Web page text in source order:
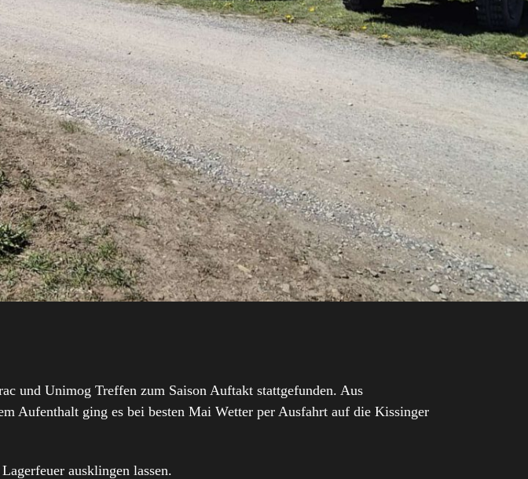
und Unimog Treffen zum Saison Auftakt stattgefunden. Aus
Aufenthalt ging es bei besten Mai Wetter per Ausfahrt auf die Kissinger
ausklingen lassen.